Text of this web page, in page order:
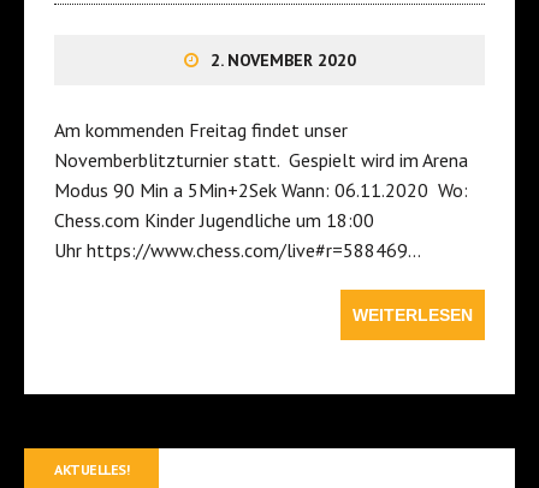
2. NOVEMBER 2020
Am kommenden Freitag findet unser
Novemberblitzturnier statt. Gespielt wird im Arena
Modus 90 Min a 5Min+2Sek Wann: 06.11.2020 Wo:
Chess.com Kinder Jugendliche um 18:00
Uhr https://www.chess.com/live#r=588469…
WEITERLESEN
AKTUELLES!